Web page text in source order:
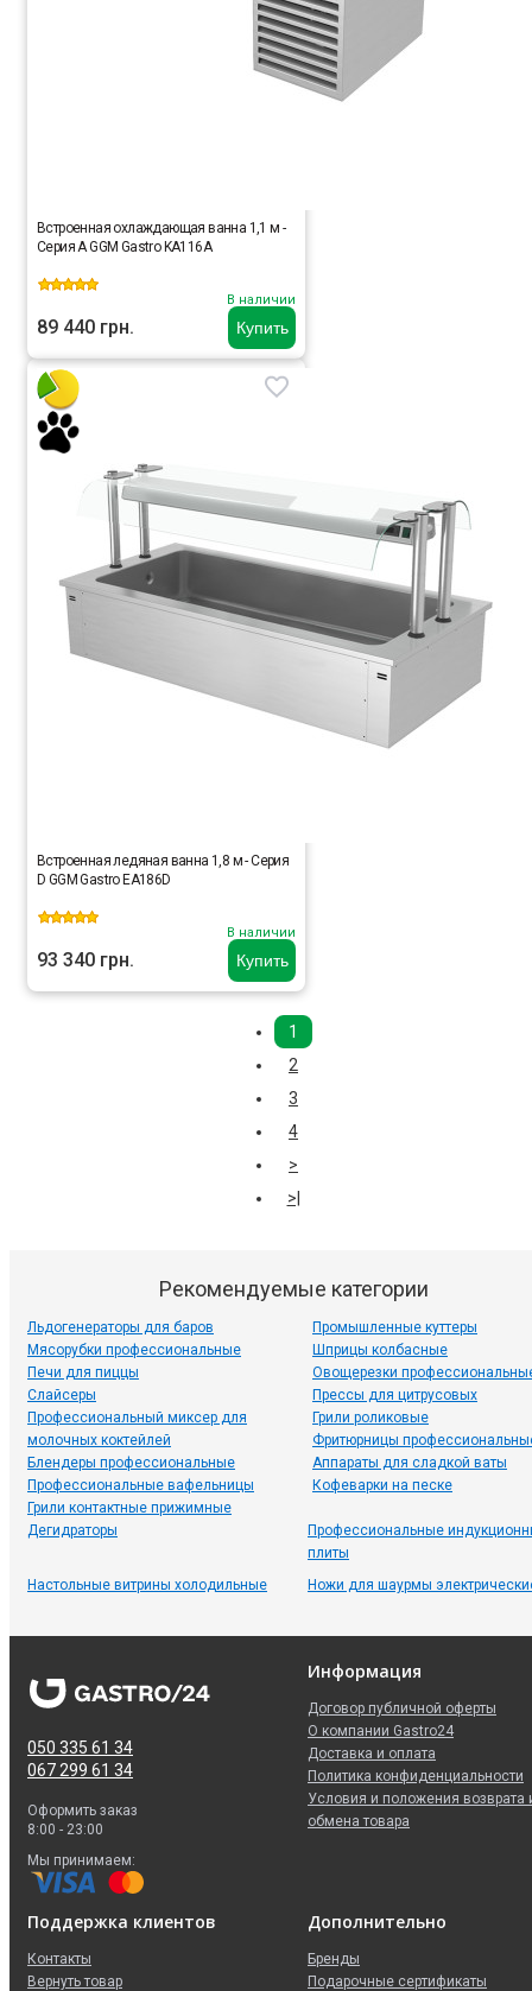
Купить
Встроенная охлаждающая ванна 1,1 м -
Серия A GGM Gastro KA116A
В наличии
89 440 грн.
Купить
Встроенная ледяная ванна 1,8 м - Серия
D GGM Gastro EA186D
В наличии
93 340 грн.
1
2
3
4
>
>|
Рекомендуемые категории
Льдогенераторы для баров
Мясорубки профессиональные
Печи для пиццы
Слайсеры
Промышленные куттеры
Шприцы колбасные
Овощерезки
Прессы для цитрусовых
Профессиональный миксер для
молочных коктейлей
Блендеры профессиональные
Профессиональные вафельницы
Грили контактные прижимные
Грили роликовые
Фритюрницы
Аппараты для сладкой ваты
Кофеварки на песке
Дегидраторы
Настольные витрины холодильные
Профессиональные
плиты
Ножи для шаурмы
050 335 61 34
067 299 61 34
Оформить заказ
8:00 - 23:00
Мы принимаем:
Информация
Договор публичной оферты
О компании Gastro24
Доставка и оплата
Политика конфиденциальности
Условия и положения возврата
обмена товара
Поддержка клиентов
Контакты
Вернуть товар
Дополнительно
Бренды
Подарочные сертификаты